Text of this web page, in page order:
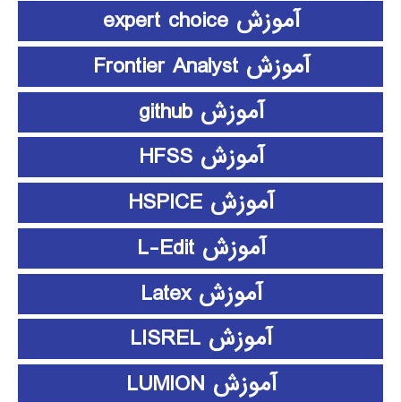
آموزش expert choice
آموزش Frontier Analyst
آموزش github
آموزش HFSS
آموزش HSPICE
آموزش L-Edit
آموزش Latex
آموزش LISREL
آموزش LUMION